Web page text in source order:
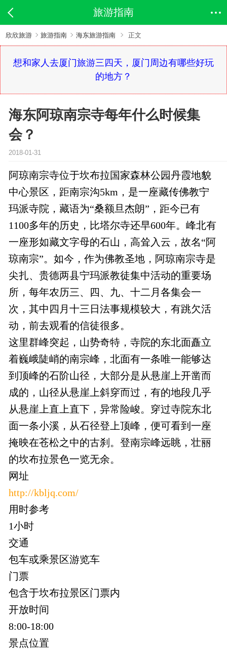
旅游指南
欣欣旅游 旅游指南 海东旅游指南 正文
想和家人去厦门旅游三四天，厦门周边有哪些好玩
的地方？
海东阿琼南宗寺每年什么时候集
会？
2018-01-31
阿琼南宗寺位于坎布拉国家森林公园丹霞地貌
中心景区，距南宗沟5km，是一座藏传佛教宁
玛派寺院，藏语为“桑额旦杰朗”，距今已有
1100多年的历史，比塔尔寺还早600年。峰北有
一座形如藏文字母的石山，高耸入云，故名“阿
琼南宗”。如今，作为佛教圣地，阿琼南宗寺是
尖扎、贵德两县宁玛派教徒集中活动的重要场
所，每年农历三、四、九、十二月各集会一
次，其中四月十三日法事规模较大，有跳欠活
动，前去观看的信徒很多。
这里群峰突起，山势奇特，寺院的东北面矗立
着巍峨陡峭的南宗峰，北面有一条唯一能够达
到顶峰的石阶山径，大部分是从悬崖上开凿而
成的，山径从悬崖上斜穿而过，有的地段几乎
从悬崖上直上直下，异常险峻。穿过寺院东北
面一条小溪，从石径登上顶峰，便可看到一座
掩映在苍松之中的古刹。登南宗峰远眺，壮丽
的坎布拉景色一览无余。
网址
http://kbljq.com/
用时参考
1小时
交通
包车或乘景区游览车
门票
包含于坎布拉景区门票内
开放时间
8:00-18:00
景点位置